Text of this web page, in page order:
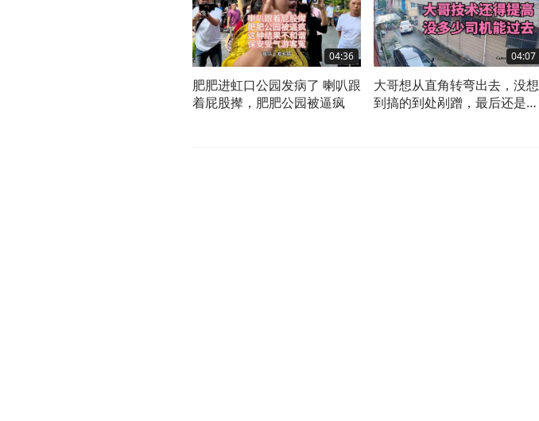
04:36
肥肥进虹口公园发病了 喇叭跟
着屁股撵，肥肥公园被逼疯
04:07
大哥想从直角转弯出去，没想
到搞的到处剐蹭，最后还是选